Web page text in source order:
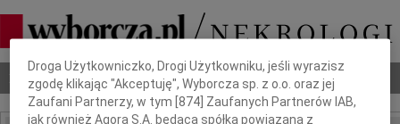
Nekrologi Odeszli Poradnik pogrzebowy
Dbamy o Twoją prywatność
Droga Użytkowniczko, Drogi Użytkowniku, jeśli wyrazisz
zgodę klikając "Akceptuję", Wyborcza sp. z o.o. oraz jej
Zaufani Partnerzy, w tym [874 ] Zaufanych Partnerów IAB,
jak również Agora S.A. będąca spółką powiązaną z